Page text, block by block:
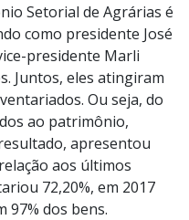
Setorial de Agrárias é
como presidente José
presidente Marli
Juntos, eles atingiram
Ou seja, do
ao patrimônio,
apresentou
aos últimos
72,20%, em 2017
97% dos bens.